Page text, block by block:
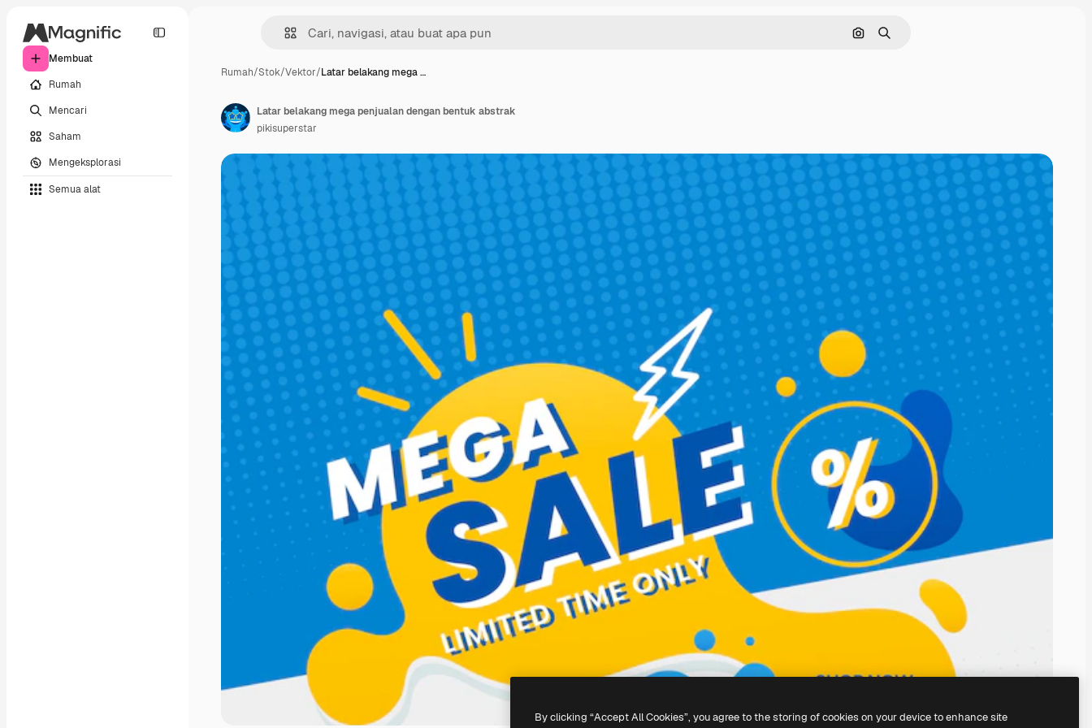
Membuat
Rumah
Mencari
Saham
Mengeksplorasi
Semua alat
Pencarian berdasarkan gambar
Mencari
Rumah/Stok/Vektor/Latar belakang mega …
Latar belakang mega penjualan dengan bentuk abstrak
pikisuperstar
By clicking “Accept All Cookies”, you agree to the storing of cookies on your device to enhance site